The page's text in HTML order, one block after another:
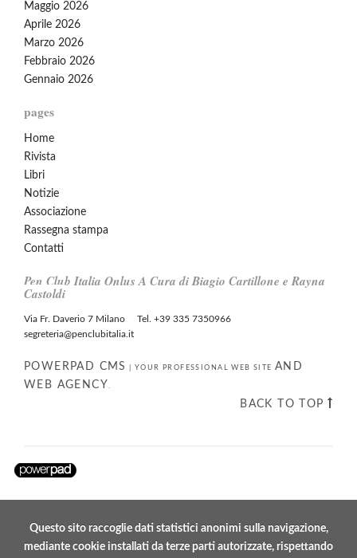
Maggio 2026
Aprile 2026
Marzo 2026
Febbraio 2026
Gennaio 2026
pages
Home
Rivista
Libri
Notizie
Associazione
Rassegna stampa
Contatti
Pen Club Italia Onlus A Cura di Biagio Cartillone e Rayna
Castoldi
Via Fr. Daverio 7 Milano Tel. +39 335 7350966
segreteria@penclubitalia.it
POWERPAD CMS |YOUR PROFESSIONAL WEB SITE AND
WEB AGENCY.
BACK TO TOP
Questo sito raccoglie dati statistici anonimi sulla navigazione,
mediante cookie installati da terze parti autorizzate, rispettando